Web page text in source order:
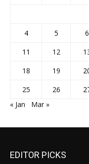
4
5 6
11
12
18
19
25
26
« Jan
Mar »
EDITOR PICKS